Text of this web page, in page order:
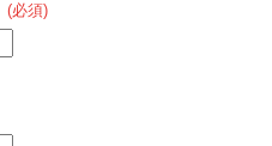
(必須)